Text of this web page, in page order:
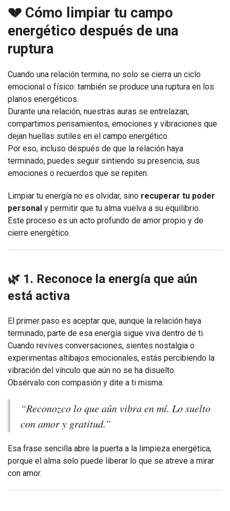
💔 Cómo limpiar tu campo
energético después de una
ruptura
Cuando una relación termina, no solo se cierra un ciclo
emocional o físico: también se produce una ruptura en los
planos energéticos.
Durante una relación, nuestras auras se entrelazan;
compartimos pensamientos, emociones y vibraciones que
dejan huellas sutiles en el campo energético.
Por eso, incluso después de que la relación haya
terminado, puedes seguir sintiendo su presencia, sus
emociones o recuerdos que se repiten.
Limpiar tu energía no es olvidar, sino recuperar tu poder
personal y permitir que tu alma vuelva a su equilibrio.
Este proceso es un acto profundo de amor propio y de
cierre energético.
🌿 1. Reconoce la energía que aún
está activa
El primer paso es aceptar que, aunque la relación haya
terminado, parte de esa energía sigue viva dentro de ti.
Cuando revives conversaciones, sientes nostalgia o
experimentas altibajos emocionales, estás percibiendo la
vibración del vínculo que aún no se ha disuelto.
Obsérvalo con compasión y dite a ti misma:
“Reconozco lo que aún vibra en mí. Lo suelto
con amor y gratitud.”
Esa frase sencilla abre la puerta a la limpieza energética,
porque el alma solo puede liberar lo que se atreve a mirar
con amor.